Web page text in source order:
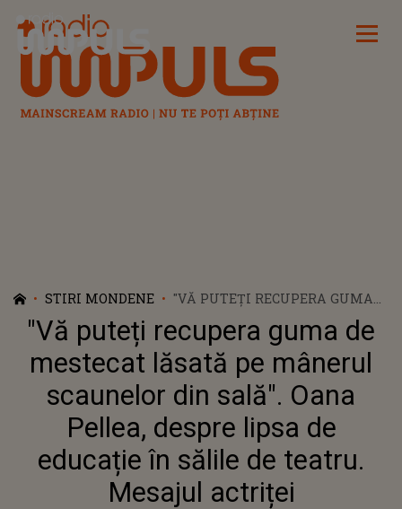
Radio Impuls
STIRI MONDENE
"VĂ PUTEȚI RECUPERA GUMA
MÂNERUL SCAUNELOR DIN
SALĂ". OANA PELLEA, DESPRE
LIPSA DE EDUCAȚIE ÎN SĂLILE
DE TEATRU. MESAJUL ACTRIȚEI
"Vă puteți recupera guma de
mestecat lăsată pe mânerul
scaunelor din sală". Oana
Pellea, despre lipsa de
educație în sălile de teatru.
Mesajul actriței